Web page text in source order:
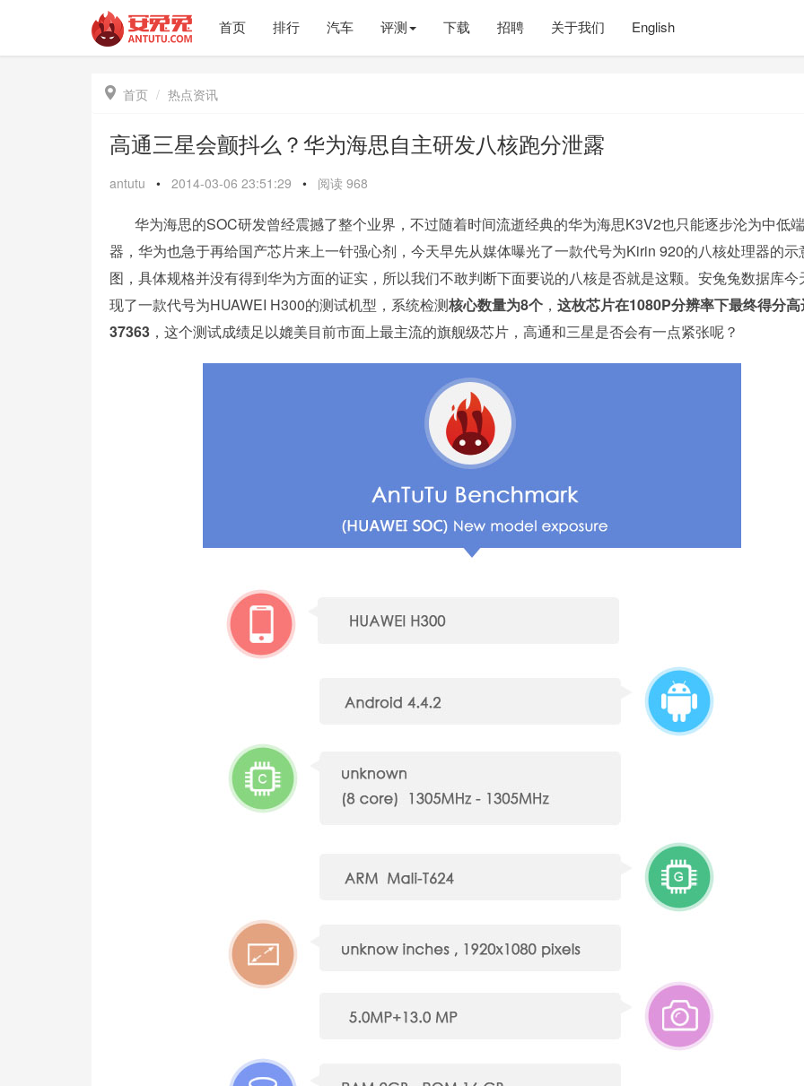
首页 排行 汽车 评测 下载 招聘 关于我们 English
 首页 热点资讯
高通三星会颤抖么？华为海思自主研发八核跑分泄露
antutu • 2014-03-06 23:51:29 • 阅读 968
华为海思的SOC研发曾经震撼了整个业界，不过随着时间流逝经典的华为海思K3V2也只能逐步沦为中低
器，华为也急于再给国产芯片来上一针强心剂，今天早先从媒体曝光了一款代号为Kirin 920的八核处理器的示
图，具体规格并没有得到华为方面的证实，所以我们不敢判断下面要说的八核是否就是这颗。安兔兔数据库今
现了一款代号为HUAWEI H300的测试机型，系统检测核心数量为8个 ， 这枚芯片在1080P分辨率下最终得分高
37363 ，这个测试成绩足以媲美目前市面上最主流的旗舰级芯片，高通和三星是否会有一点紧张呢？